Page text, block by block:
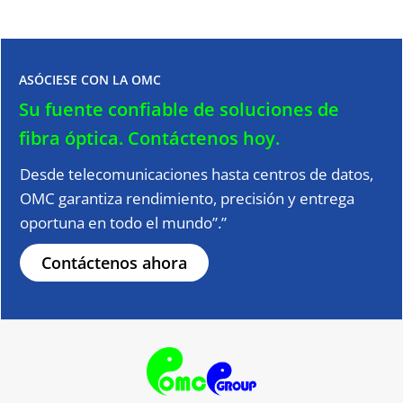
ASÓCIESE CON LA OMC
Su fuente confiable de soluciones de
fibra óptica. Contáctenos hoy.
Desde telecomunicaciones hasta centros de datos,
OMC garantiza rendimiento, precisión y entrega
oportuna en todo el mundo”.”
Contáctenos ahora